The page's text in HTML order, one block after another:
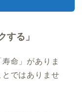
する」
命」がありま
ではありませ